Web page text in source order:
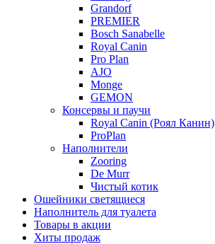
Grandorf
PREMIER
Bosch Sanabelle
Royal Canin
Pro Plan
AJO
Monge
GEMON
Консервы и паучи
Royal Canin (Роял Канин)
ProPlan
Наполнители
Zooring
De Murr
Чистый котик
Ошейники светящиеся
Наполнитель для туалета
Товары в акции
Хиты продаж